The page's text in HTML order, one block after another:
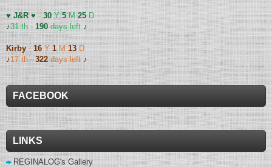
♥ J&R ♥-30Y5M25D
♪31 th - 190days left♪
Kirby-16Y1M13D
♪17 th -322days left♪
FACEBOOK
LINKS
REGINALOG's Gallery